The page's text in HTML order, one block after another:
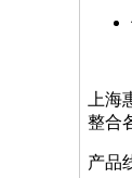
上
整合
产品